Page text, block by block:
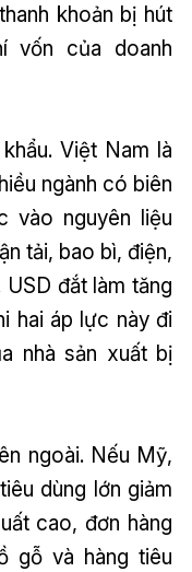
khoản bị hút
vốn của doanh
Việt Nam là
ngành có biên
vào nguyên liệu
tải, bao bì, điện,
đắt làm tăng
hai áp lực này đi
nhà sản xuất bị
ngoài. Nếu Mỹ,
dùng lớn giảm
cao, đơn hàng
gỗ và hàng tiêu